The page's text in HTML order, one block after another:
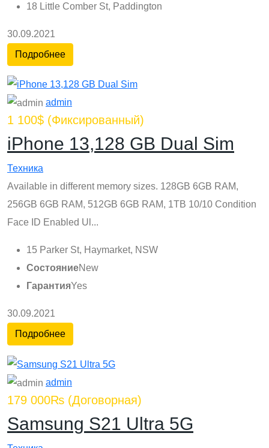
18 Little Comber St, Paddington
30.09.2021
Подробнее
admin
1 100$ (Фиксированный)
iPhone 13,128 GB Dual Sim
Техника
Available in different memory sizes. 128GB 6GB RAM,
256GB 6GB RAM, 512GB 6GB RAM, 1TB 10/10 Condition
Face ID Enabled Ul...
15 Parker St, Haymarket, NSW
СостояниеNew
ГарантияYes
30.09.2021
Подробнее
admin
179 000₨ (Договорная)
Samsung S21 Ultra 5G